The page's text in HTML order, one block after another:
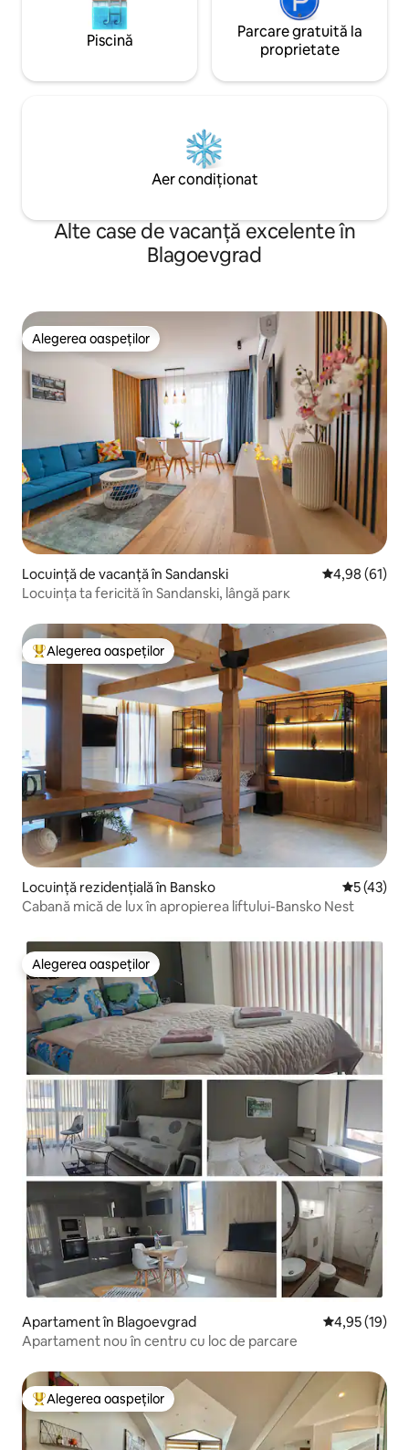
Piscină
Parcare gratuită la
proprietate
Aer condiționat
Alte case de vacanță excelente în
Blagoevgrad
Alegerea oaspeților
Alegerea oaspeților
Locuință de vacanță în Sandanski Scor mediu
4,98 (61)
Locuința ta fericită în Sandanski, lângă parк
Locuință din topul categoriei Alegerea oaspeților
Alegerea oaspeților
Locuință rezidențială în Bansko Scor
5 (43)
Cabană mică de lux în apropierea liftului-Bansko Nest
Alegerea oaspeților
Alegerea oaspeților
Apartament în Blagoevgrad Scor mediu
4,95 (19)
Apartament nou în centru cu loc de parcare
Locuință din topul categoriei Alegerea oaspeților
Alegerea oaspeților